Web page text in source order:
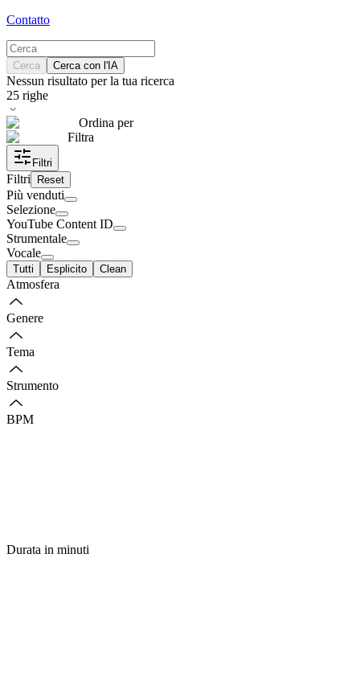
Contatto
Cerca Cerca con l'IA
Nessun risultato per la tua ricerca
25 righe
Ordina per
Filtra
Filtri
Filtri Reset
Più venduti
Selezione
YouTube Content ID
Strumentale
Vocale
Tutti Esplicito Clean
Atmosfera
Genere
Tema
Strumento
BPM
Durata in minuti